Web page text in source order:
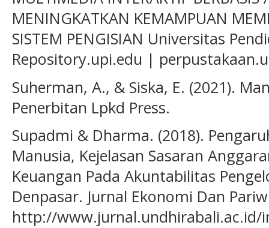
MENINGKATKAN KEMAMPUAN
SISTEM PENGISIAN Universitas
Repository.upi.edu |
Suherman, A., & Siska, E. (2021).
Penerbitan Lpkd Press.
Supadmi & Dharma. (2018).
Manusia, Kejelasan Sasaran
Keuangan Pada Akuntabilitas
Denpasar. Jurnal Ekonomi Dan
http://